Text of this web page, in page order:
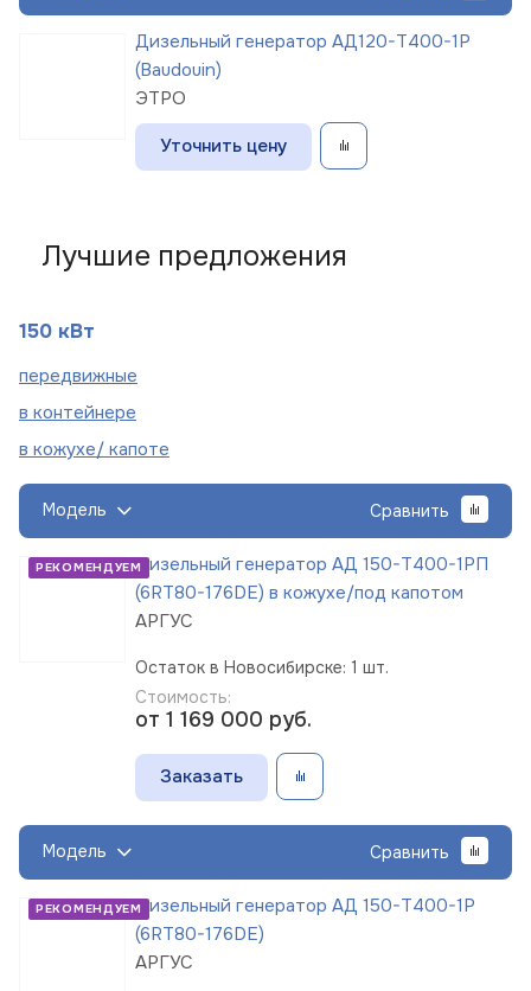
Дизельный генератор АД120-Т400-1Р
(Baudouin)
ЭТРО
Уточнить цену
Лучшие предложения
150 кВт
передвижные
в контейнере
в кожухе/ капоте
Модель Сравнить
РЕКОМЕНДУЕМДизельный генератор АД 150-Т400-1РП
(6RT80-176DE) в кожухе/под капотом
АРГУС
Остаток в Новосибирске: 1 шт.
Стоимость:
от 1 169 000 руб.
Заказать
Модель Сравнить
РЕКОМЕНДУЕМДизельный генератор АД 150-Т400-1Р
(6RT80-176DE)
АРГУС